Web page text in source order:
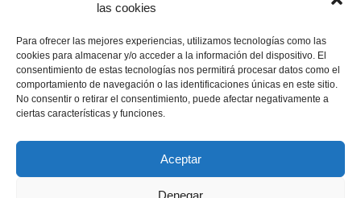
las cookies
Para ofrecer las mejores experiencias, utilizamos tecnologías como las
cookies para almacenar y/o acceder a la información del dispositivo. El
consentimiento de estas tecnologías nos permitirá procesar datos como el
comportamiento de navegación o las identificaciones únicas en este sitio.
No consentir o retirar el consentimiento, puede afectar negativamente a
ciertas características y funciones.
Aceptar
Denegar
Ramsay 2251, CABA, Argentina
011 4781-0060
consultas@cristoforocolombo.org.ar